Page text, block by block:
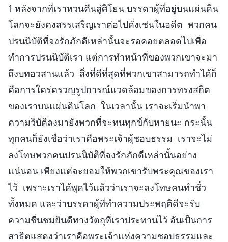
1 หลังจากที่เราหวนคืนสู่ศิโยน บรรดาผู้ที่อยู่บนแผ่นดิน
โลกจะยังคงสรรเสริญเราต่อไปดั่งเช่นในอดีต พวกคน
ปรนนิบัติที่จงรักภักดีเหล่านั้นจะรอคอยตลอดไปเพื่อ
ทำการปรนนิบัติเรา แต่การทำหน้าที่ของพวกเขาจะมา
ถึงบทอวสานแล้ว สิ่งที่ดีที่สุดที่พวกเขาสามารถทำได้ก็
คือการใคร่ครวญรูปการณ์แวดล้อมของการทรงสถิต
ของเราบนแผ่นดินโลก ในเวลานั้น เราจะเริ่มนำพา
ความวิบัติลงมายังพวกที่จะทนทุกข์กับหายนะ กระนั้น
ทุกคนก็ยังเชื่อว่าเราคือพระเจ้าผู้ชอบธรรม เราจะไม่
ลงโทษพวกคนปรนนิบัติที่จงรักภักดีเหล่านั้นอย่าง
แน่นอน เพียงแต่จะยอมให้พวกเขารับพระคุณของเรา
ไว้ เพราะเราได้พูดไว้แล้วว่าเราจะลงโทษคนทำชั่ว
ทั้งหมด และว่าบรรดาผู้ที่ทำความประพฤติดีจะรับ
ความชื่นชมยินดีทางวัตถุที่เราประทานไว้ อันเป็นการ
สาธิตแสดงว่าเราคือพระเจ้าแห่งความชอบธรรมและ